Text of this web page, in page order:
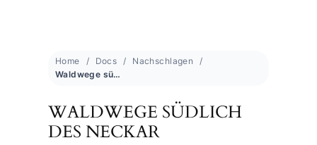
Home Docs
Nachschlagen
Waldwege südlich des Neckar
WALDWEGE SÜDLICH
DES NECKAR